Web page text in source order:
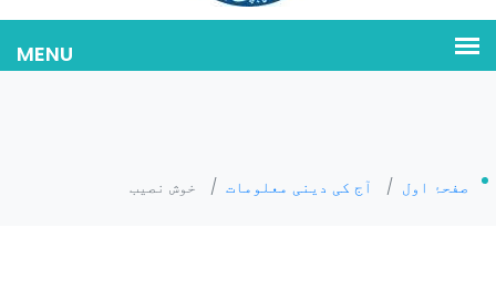
صفحۂ اول / آج کی دینی معلومات / خوش نصیب